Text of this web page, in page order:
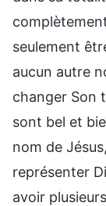
seulement
aucun autre
changer Son
sont bel et
nom de
représenter
avoir